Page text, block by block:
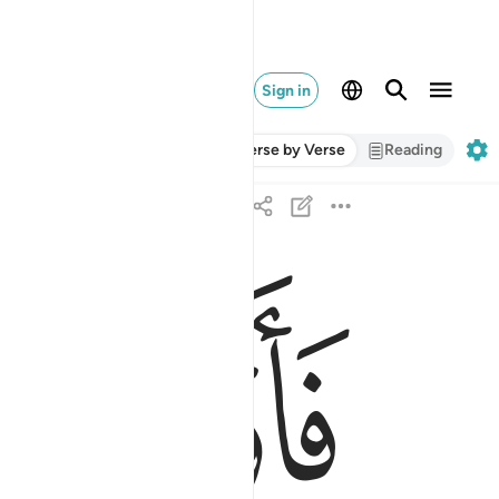
Sign in
Verse by Verse Reading
فاوجس في نفسه خيفة موسى ٦٧
فَأَوْجَسَ فِى نَفْسِهِۦ خِيفَةًۭ مُّوسَىٰ ٦٧